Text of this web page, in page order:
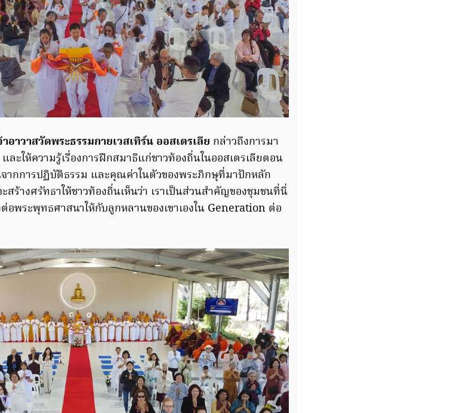
าวาสวัดพระธรรมกายเวสเทิร์น ออสเตรเลีย กล่าวถึงการมา
ะให้ความรู้เรื่องการฝึกสมาธิแก่ชาวท้องถิ่นในออสเตรเลียตอน
ากการปฏิบัติธรรม และคุณค่าในตัวของพระภิกษุที่มาปักหลัก
สร้างศรัทธาให้ชาวท้องถิ่นเห็นว่า เราเป็นส่วนสำคัญของชุมชนที่นี่
อพระพุทธศาสนาให้กับลูกหลานของเขาเองใน Generation ต่อ